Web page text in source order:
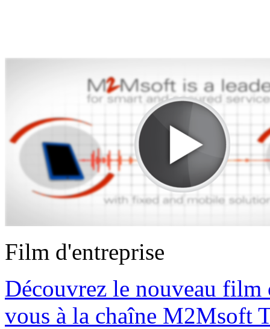
Film d'entreprise
Découvrez le nouveau
vous à la chaîne M2Msoft